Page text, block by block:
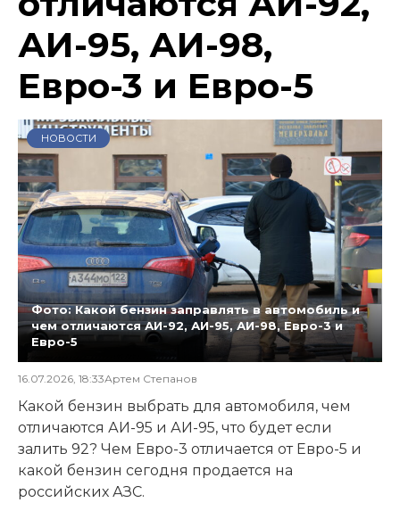
АИ-95, АИ-98,
Евро-3 и Евро-5
НОВОСТИ
Фото: Какой бензин заправлять в автомобиль и
чем отличаются АИ-92, АИ-95, АИ-98, Евро-3 и
Евро-5
16.07.2026, 18:33Артем Степанов
Какой бензин выбрать для автомобиля, чем
отличаются АИ-95 и АИ-95, что будет если
залить 92? Чем Евро-3 отличается от Евро-5 и
какой бензин сегодня продается на
российских АЗС.